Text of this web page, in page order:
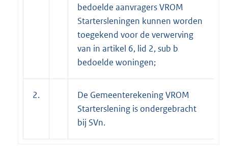
bedoelde aanvragers VROM
Startersleningen kunnen worden
toegekend voor de verwerving
van in artikel 6, lid 2, sub b
bedoelde woningen;
2.
De Gemeenterekening VROM
Starterslening is ondergebracht
bij SVn.